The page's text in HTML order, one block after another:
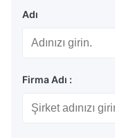
Adı
Firma Adı :